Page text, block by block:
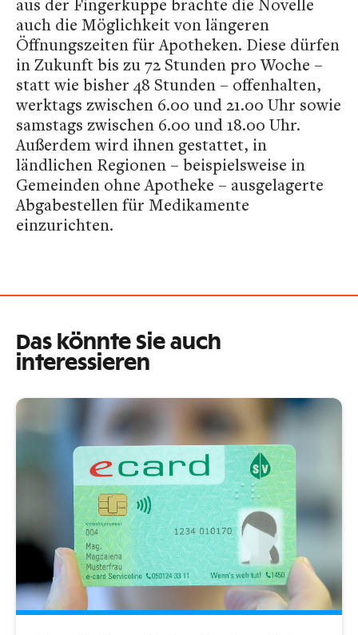
aus der Fingerkuppe brachte die Novelle
auch die Möglichkeit von längeren
Öffnungszeiten für Apotheken. Diese dürfen
in Zukunft bis zu 72 Stunden pro Woche –
statt wie bisher 48 Stunden – offenhalten,
werktags zwischen 6.00 und 21.00 Uhr sowie
samstags zwischen 6.00 und 18.00 Uhr.
Außerdem wird ihnen gestattet, in
ländlichen Regionen – beispielsweise in
Gemeinden ohne Apotheke – ausgelagerte
Abgabestellen für Medikamente
einzurichten.
Das könnte Sie auch
interessieren